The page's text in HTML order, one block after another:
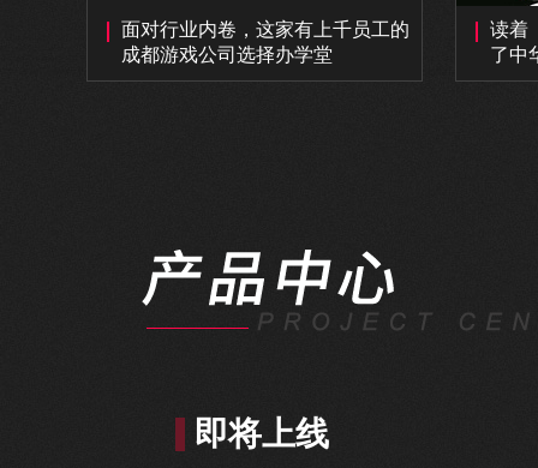
面对行业内卷，这家有上千员工的
成都游戏公司选择办学堂
读着
了中
即将上线